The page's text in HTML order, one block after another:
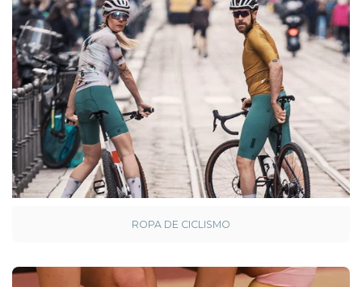
ROPA DE CICLISMO